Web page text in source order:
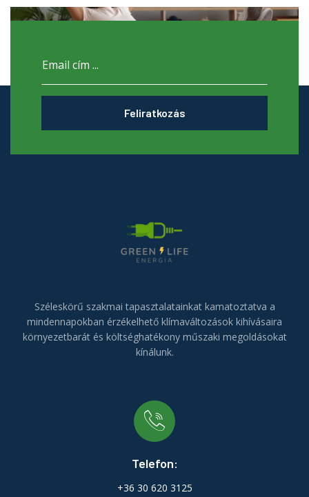
Feliratkozás
Széleskörű szakmai tapasztalatainkat kamatoztatva a
mindennapokban érzékelhető klímaváltozások kihívásaira
környezetbarát és költséghatékony műszaki megoldásokat
kínálunk.
Telefon:
+36 30 620 3125